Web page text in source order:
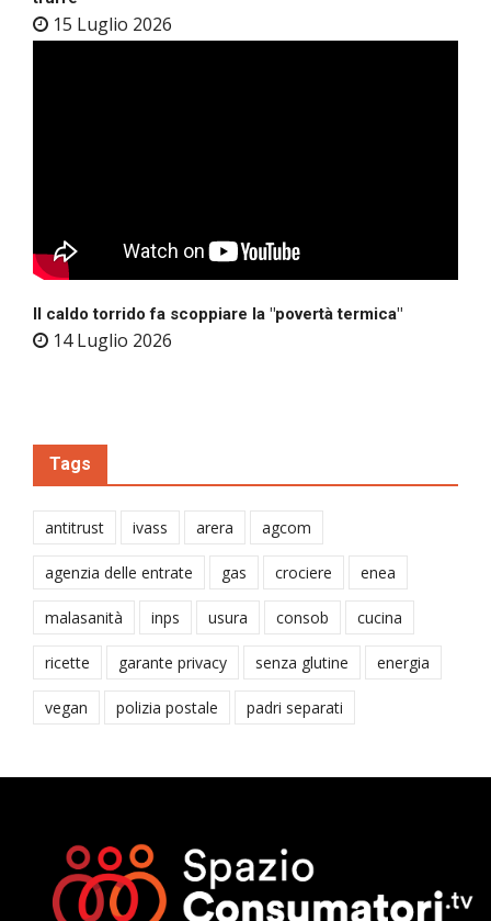
15 Luglio 2026
Il caldo torrido fa scoppiare la "povertà termica"
14 Luglio 2026
Tags
antitrust ivass arera agcom
agenzia delle entrate gas crociere enea
malasanità inps usura consob cucina
ricette garante privacy senza glutine energia
vegan polizia postale padri separati